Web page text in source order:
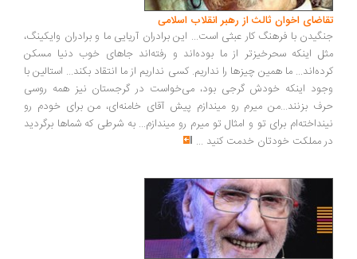
اخوان ثالث از رهبر انقلاب اسلامی
با فرهنگ کار عبثی است... این برادران آریایی ما و برادران وایکینگ،
اینکه سحرخیزتر از ما بوده‌اند و رفته‌اند جاهای خوب دنیا مسکن
ما همین چیزها را نداریم. کسی نداریم از ما انتقاد بکند... استالین با
اینکه خودش گرجی بود، می‌خواست در گرجستان نیز همه روسی
بزنند...من میرم رو میندازم پیش آقای خامنه‌ای، من برای خودم رو
برای تو و امثال تو میرم رو میندازم... به شرطی که شماها برگردید
مملکت خودتان خدمت کنید...